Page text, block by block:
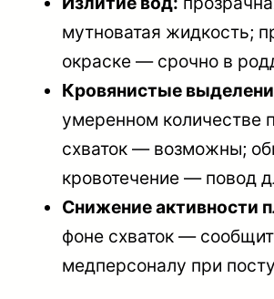
мутноватая жидкость;
окраске — срочно в
Кровянистые
умеренном количестве
схваток — возможны;
кровотечение — повод
Снижение активности
фоне схваток —
медперсоналу при